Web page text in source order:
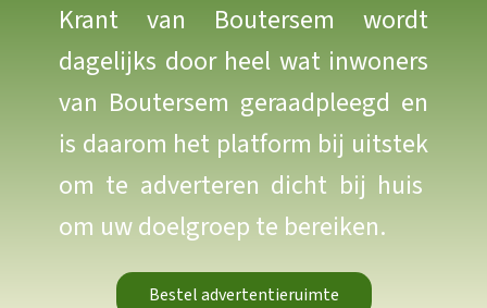
Krant van Boutersem wordt
dagelijks door heel wat inwoners
van Boutersem geraadpleegd en
is daarom het platform bij uitstek
om te adverteren dicht bij huis
om uw doelgroep te bereiken.
Bestel advertentieruimte